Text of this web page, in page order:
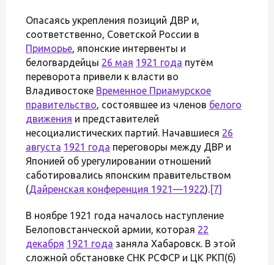
Опасаясь укрепления позиций ДВР и,
соответственно, Советской России в
Приморье, японские интервенты и
белогвардейцы 26 мая 1921 года путём
переворота привели к власти во
Владивостоке Временное Приамурское
правительство, состоявшее из членов белого
движения и представителей
несоциалистических партий. Начавшиеся 26
августа 1921 года переговоры между ДВР и
Японией об урегулировании отношений
саботировались японским правительством
(Дайренская конференция 1921—1922).[7]
В ноябре 1921 года началось наступление
Белоповстанческой армии, которая 22
декабря 1921 года заняла Хабаровск. В этой
сложной обстановке СНК РСФСР и ЦК РКП(б)